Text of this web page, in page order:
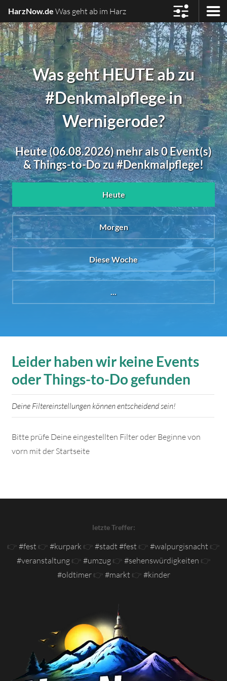
HarzNow.de Was geht ab im Harz
Was geht HEUTE ab zu
#Denkmalpflege in
Wernigerode?
Heute (06.08.2026) mehr als 0 Event(s)
& Things-to-Do zu #Denkmalpflege!
Heute
Morgen
Diese Woche
Leider haben wir keine Events
oder Things-to-Do gefunden
Deine Filtereinstellungen können entscheidend sein!
Bitte prüfe Deine eingestellten Filter oder Beginne von
vorn mit der Startseite
letzte Treffer:
👉 #fest 👉 #kurpark 👉 #stadt #fest 👉 #walpurgisnacht 👉
#veranstaltung👉 #umzug👉 #sehenswürdigkeiten 👉
#oldtimer👉 #markt 👉 #kinder